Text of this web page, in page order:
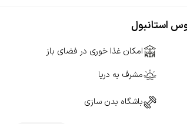
استانبول
امکان غذا خوری در فضای باز
مشرف به دریا
باشگاه بدن سازی